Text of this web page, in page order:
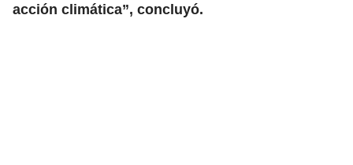
acción climática”, concluyó.